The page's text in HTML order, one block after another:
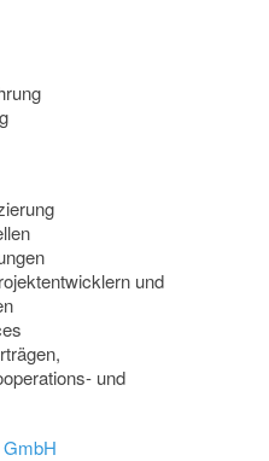
und
und